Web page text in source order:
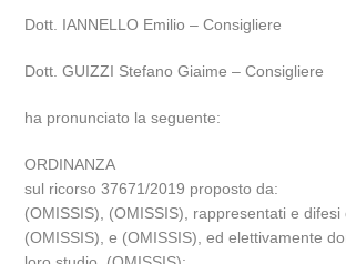
Dott. IANNELLO Emilio – Consigliere
Dott. GUIZZI Stefano Giaime – Consigliere
ha pronunciato la seguente:
ORDINANZA
sul ricorso 37671/2019 proposto da:
(OMISSIS), (OMISSIS), rappresentati e difesi
(OMISSIS), e (OMISSIS), ed elettivamente